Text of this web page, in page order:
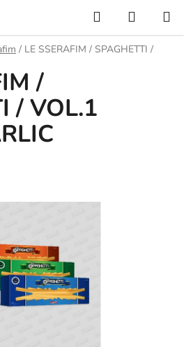
Hľadať
KOŠÍK
/ LE SSERAFIM / SPAGHETTI /
/
/ VOL.1